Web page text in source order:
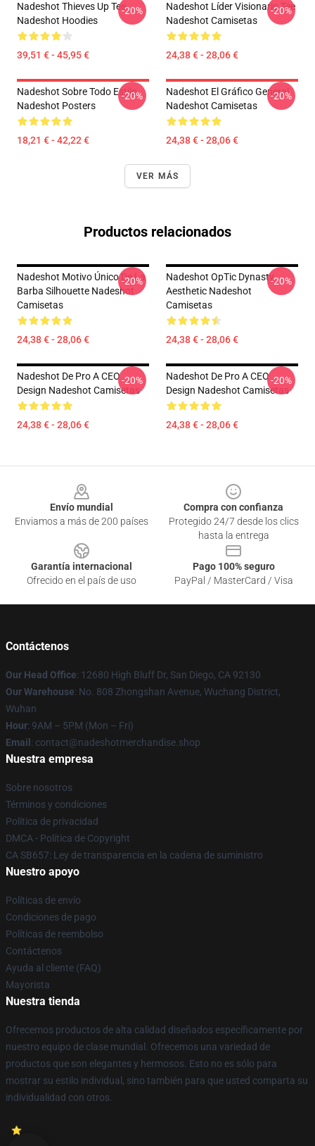
Nadeshot Thieves Up Tee
Nadeshot Hoodies
39,51 € - 45,95 €
-20%
Nadeshot Líder Visionario Tee
Nadeshot Camisetas
24,38 € - 28,06 €
-20%
Nadeshot Sobre Todo Estilo
Nadeshot Posters
18,21 € - 42,22 €
-20%
Nadeshot El Gráfico General
Nadeshot Camisetas
24,38 € - 28,06 €
-20%
VER MÁS
Productos relacionados
Nadeshot Motivo Único De La
Barba Silhouette Nadeshot
Camisetas
24,38 € - 28,06 €
-20%
Nadeshot OpTic Dynasty
Aesthetic Nadeshot
Camisetas
24,38 € - 28,06 €
-20%
Nadeshot De Pro A CEO
Design Nadeshot Camisetas
24,38 € - 28,06 €
-20%
Nadeshot De Pro A CEO
Design Nadeshot Camisetas
24,38 € - 28,06 €
-20%
Envío mundial
Enviamos a más de 200 países
Compra con confianza
Protegido 24/7 desde los clics
hasta la entrega
Garantía internacional
Ofrecido en el país de uso
Pago 100% seguro
PayPal / MasterCard / Visa
Contáctenos
Our Head Office: 12680 High Bluff Dr, San Diego, CA 92130
Our Warehouse: No. 808 Zhongshan Avenue, Wuchang District,
Wuhan
Hour: 9AM – 5PM (Mon – Fri)
Email : contact@nadeshotmerchandise.shop
Nuestra empresa
Sobre nosotros
Términos y condiciones
Política de privacidad
DMCA - Política de Copyright
CA SB657: Ley de transparencia en la cadena de suministro
Nuestro apoyo
Políticas de envío
Condiciones de pago
Políticas de reembolso
Contáctenos
Ayuda al cliente (FAQ)
Mayorista
Nuestra tienda
Ofrecemos productos de alta calidad diseñados específicamente por
nuestro equipo de clase mundial. Ofrecemos una variedad de
productos que son elegantes y hermosos. Esto no es sólo para
mostrar su estilo individual, sino también para que usted comparta su
individualidad con otros.